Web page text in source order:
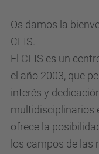
Os damos la
CFIS.
El CFIS es un
el año 2003, que
interés y
multidisciplinarios
ofrece la
los campos de las